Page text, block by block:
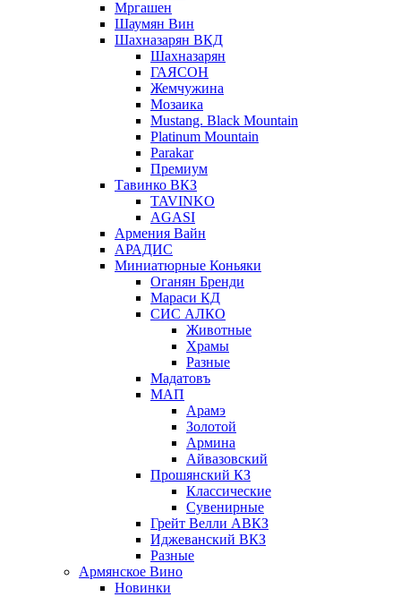
Мргашен
Шаумян Вин
Шахназарян ВКД
Шахназарян
ГАЯСОН
Жемчужина
Мозаика
Mustang. Black Mountain
Platinum Mountain
Parakar
Премиум
Тавинко ВКЗ
TAVINKO
AGASI
Армения Вайн
АРАДИС
Миниатюрные Коньяки
Оганян Бренди
Мараси КД
СИС АЛКО
Животные
Храмы
Разные
Мадатовъ
МАП
Арамэ
Золотой
Армина
Айвазовский
Прошянский КЗ
Классические
Сувенирные
Грейт Велли АВКЗ
Иджеванский ВКЗ
Разные
Армянское Вино
Новинки